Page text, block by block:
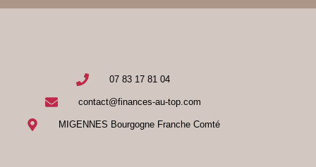
07 83 17 81 04
contact@finances-au-top.com
MIGENNES Bourgogne Franche Comté